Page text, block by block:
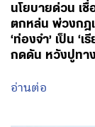
นโยบายด่วน เชื่
ตกหล่น พ่วงกฎ
‘ท่องจำ’ เป็น ‘
กดดัน หวังปูทา
อ่านต่อ